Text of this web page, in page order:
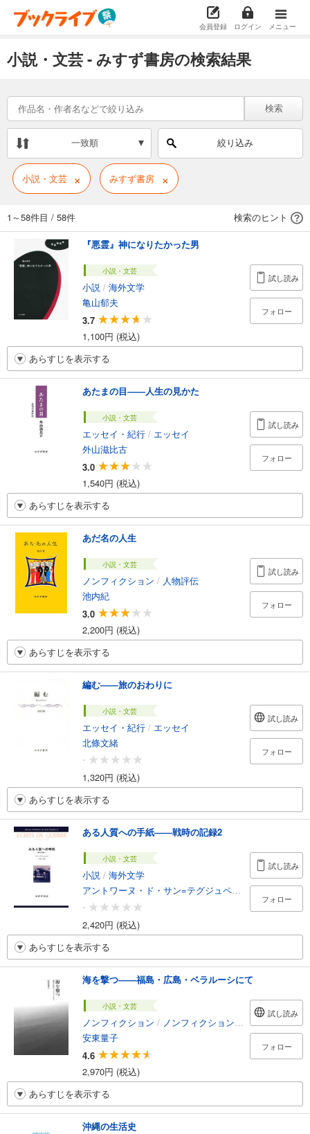
会員登録 ログイン メニュー
小説・文芸 - みすず書房の検索結果
検索
一致順 絞り込み
小説・文芸 × みすず書房 ×
1～58件目 / 58件 検索のヒント
『悪霊』神になりたかった男
小説・文芸
小説 / 海外文学
亀山郁夫
3.7
1,100円 (税込)
試し読み
フォロー
あらすじを表示する
あたまの目――人生の見かた
小説・文芸
エッセイ・紀行 / エッセイ
外山滋比古
3.0
1,540円 (税込)
試し読み
フォロー
あらすじを表示する
あだ名の人生
小説・文芸
ノンフィクション / 人物評伝
池内紀
3.0
2,200円 (税込)
試し読み
フォロー
あらすじを表示する
編む――旅のおわりに
小説・文芸
エッセイ・紀行 / エッセイ
北條文緒
-
1,320円 (税込)
試し読み
フォロー
あらすじを表示する
ある人質への手紙――戦時の記録2
小説・文芸
小説 / 海外文学
アントワーヌ・ド・サン=テグジュペリ
山崎庸一郎
-
2,420円 (税込)
試し読み
フォロー
あらすじを表示する
海を撃つ――福島・広島・ベラルーシにて
小説・文芸
ノンフィクション / ノンフィクション・ドキュメンタリー
安東量子
4.6
2,970円 (税込)
試し読み
フォロー
あらすじを表示する
沖縄の生活史